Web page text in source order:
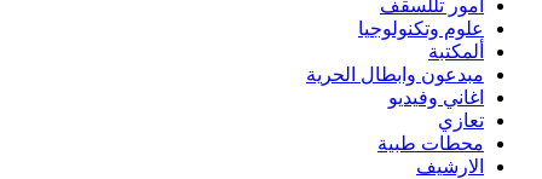
أمور تللسقف
علوم وتكنولوجيا
ألمكتبة
مبدعون وابطال الحرية
اغاني وفيديو
تعازي
محطات طبية
الارشيف